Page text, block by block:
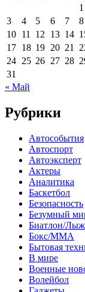
1
3
4 5 6 7 8
10 11 12 13 14
17 18 19 20 21
24 25 26 27 28
31
« Май
Рубрики
Автособытия
Автоспорт
Автоэксперт
Актеры
Аналитика
Баскетбол
Безопасность
Безумный
Биатлон/
Бокс/MMA
Бытовая
В мире
Военные
Волейбол